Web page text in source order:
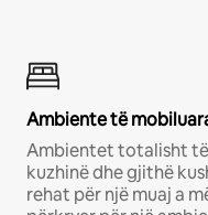
Ambiente të
Ambientet totalisht
kuzhinë dhe gjithë
rehat për një muaj a